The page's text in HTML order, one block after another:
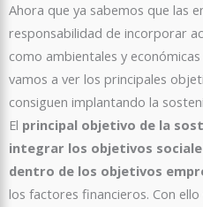
Ahora que ya sabemos que las
responsabilidad de incorporar
como ambientales y
vamos a ver los principales
consiguen implantando la
El principal objetivo de la
integrar los objetivos
dentro de los objetivos
los factores financieros. Con ello